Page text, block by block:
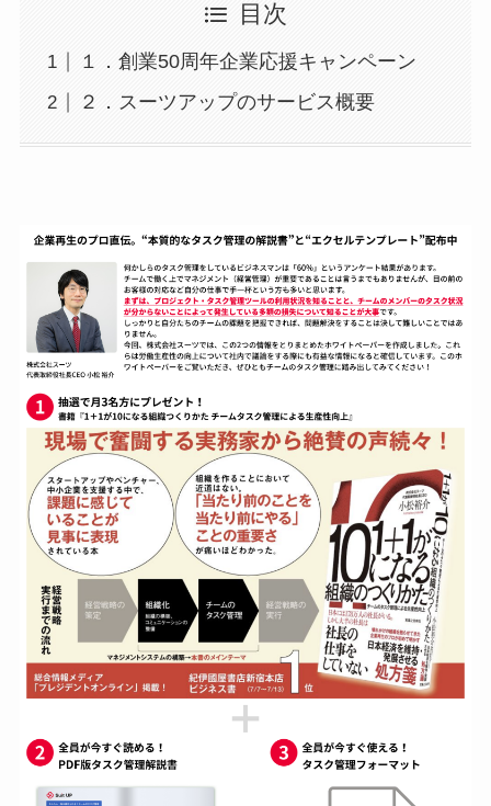
目次
１．創業50周年企業応援キャンペーン
２．スーツアップのサービス概要